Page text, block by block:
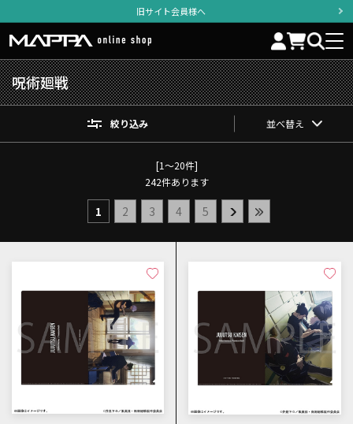
旧サイト会員様へ
呪術廻戦
絞り込み 並べ替え
[1～20件]
242件あります
1 2 3 4 5